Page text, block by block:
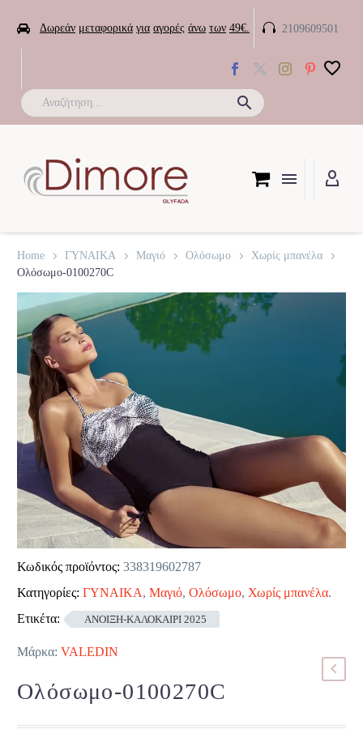
 Δωρεάν μεταφορικά για αγορές άνω των 49€. 
 2109609501
Home ΓΥΝΑΙΚΑ Μαγιό Ολόσωμο
Χωρίς μπανέλα
Ολόσωμο-0100270C
Κωδικός προϊόντος: 338319602787
Κατηγορίες: ΓΥΝΑΙΚΑ, Μαγιό, Ολόσωμο, Χωρίς μπανέλα.
Ετικέτα:
ΑΝΟΙΞΗ-ΚΑΛΟΚΑΙΡΙ 2025
Μάρκα: VALEDIN
Ολόσωμο-0100270C